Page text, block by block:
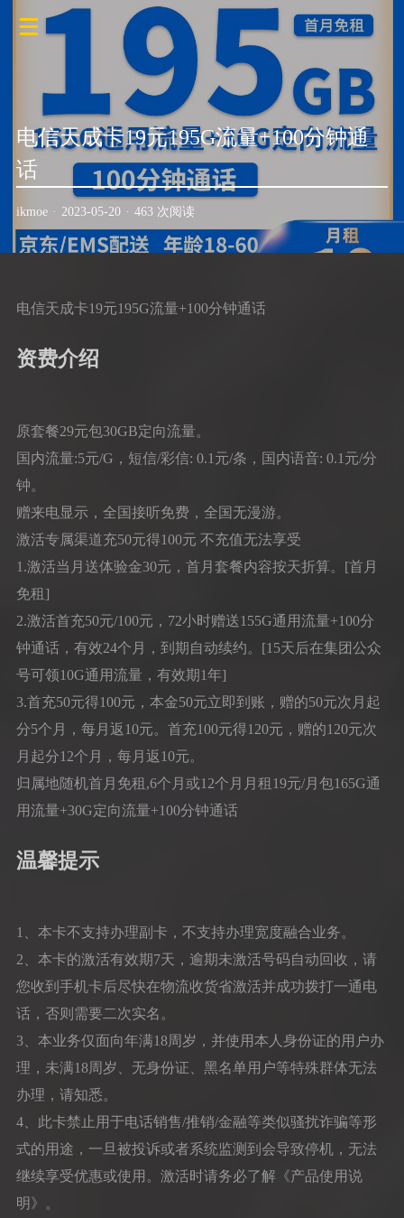
电信天成卡19元195G流量+100分钟通
话
ikmoe · 2023-05-20 · 463 次阅读
电信天成卡19元195G流量+100分钟通话
资费介绍
原套餐29元包30GB定向流量。
国内流量:5元/G，短信/彩信: 0.1元/条，国内语音: 0.1元/分
钟。
赠来电显示，全国接听免费，全国无漫游。
激活专属渠道充50元得100元 不充值无法享受
1.激活当月送体验金30元，首月套餐内容按天折算。[首月
免租]
2.激活首充50元/100元，72小时赠送155G通用流量+100分
钟通话，有效24个月，到期自动续约。[15天后在集团公众
号可领10G通用流量，有效期1年]
3.首充50元得100元，本金50元立即到账，赠的50元次月起
分5个月，每月返10元。首充100元得120元，赠的120元次
月起分12个月，每月返10元。
归属地随机首月免租,6个月或12个月月租19元/月包165G通
用流量+30G定向流量+100分钟通话
温馨提示
1、本卡不支持办理副卡，不支持办理宽度融合业务。
2、本卡的激活有效期7天，逾期未激活号码自动回收，请
您收到手机卡后尽快在物流收货省激活并成功拨打一通电
话，否则需要二次实名。
3、本业务仅面向年满18周岁，并使用本人身份证的用户办
理，未满18周岁、无身份证、黑名单用户等特殊群体无法
办理，请知悉。
4、此卡禁止用于电话销售/推销/金融等类似骚扰诈骗等形
式的用途，一旦被投诉或者系统监测到会导致停机，无法
继续享受优惠或使用。激活时请务必了解《产品使用说
明》。